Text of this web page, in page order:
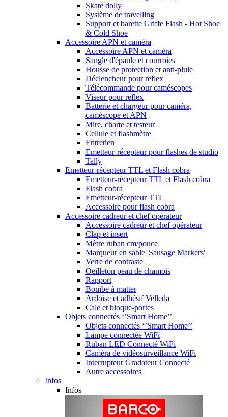
Skate dolly
Système de travelling
Support et barette Griffe Flash - Hot Shoe
& Cold Shoe
Accessoire APN et caméra
Accessoire APN et caméra
Sangle d'épaule et courroies
Housse de protection et anti-pluie
Déclencheur pour reflex
Télécommande pour caméscopes
Viseur pour reflex
Batterie et chargeur pour caméra,
caméscope et APN
Mire, charte et testeur
Cellule et flashmètre
Entretien
Emetteur-récepteur pour flashes de studio
Tally
Emetteur-récepteur TTL et Flash cobra
Emetteur-récepteur TTL et Flash cobra
Flash cobra
Emetteur-récepteur TTL
Accessoire pour flash cobra
Accessoire cadreur et chef opérateur
Accessoire cadreur et chef opérateur
Clap et insert
Mètre ruban cm/pouce
Marqueur en sable 'Sausage Markers'
Verre de contraste
Oeilleton peau de chamois
Rapport
Bombe à matter
Ardoise et adhésif Velleda
Cale et bloque-portes
Objets connectés ‘’Smart Home’’
Objets connectés ‘’Smart Home’’
Lampe connectée WiFi
Ruban LED Connecté WiFi
Caméra de vidéosurveillance WiFi
Interrupteur Gradateur Connecté
Autre accessoires
Infos
Infos